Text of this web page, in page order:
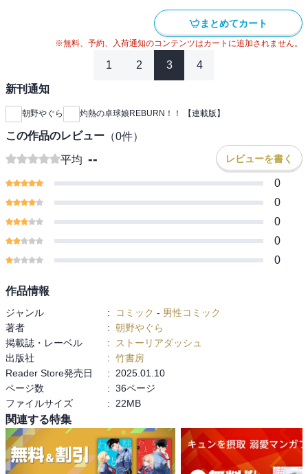
まとめてカート
※無料、予約、入荷通知のコンテンツはカートに追加されません。
1 2 3 4
新刊通知
朝野やぐら 灼熱の卓球娘REBURN！！ 【連載版】
この作品のレビュー （0件）
平均 -- レビューを書く
0
0
0
0
0
作品情報
ジャンル : コミック - 男性コミック
著者
: 朝野やぐら
掲載誌・レーベル
:
ストーリアダッシュ
出版社
: 竹書房
Reader Store発売日
:
2025.01.10
ページ数
: 36ページ
ファイルサイズ
: 22MB
関連する特集